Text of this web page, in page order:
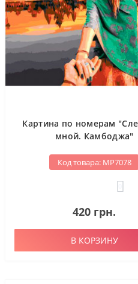
Картина по номерам
мной. Камбоджа"
Код товара: МР7078
420 грн.
В КОРЗИНУ